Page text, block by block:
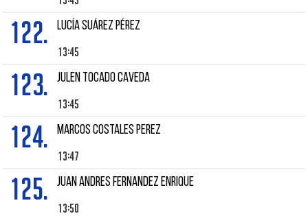
122. LUCÍA SUÁREZ PÉREZ
13:45
123. Julen TOCADO CAVEDA
13:45
124. Marcos COSTALES PEREZ
13:47
125. Juan Andres FERNANDEZ ENRIQUE
13:50